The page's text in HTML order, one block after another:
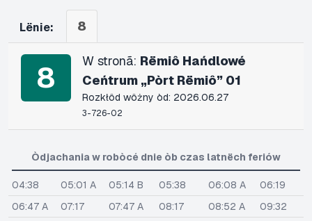
Lënie: 8
8 W stronã: Rëmiô Hańdlowé
Ceńtrum „Pòrt Rëmiô” 01
Rozkłôd wôżny òd: 2026.06.27
3-726-02
Òdjachania w robòcé dnie òb czas latnëch feriów
04:38 05:01 A 05:14 B 05:38 06:08 A
06:19
06:47 A
07:17 07:47 A 08:17 08:52 A
09:32